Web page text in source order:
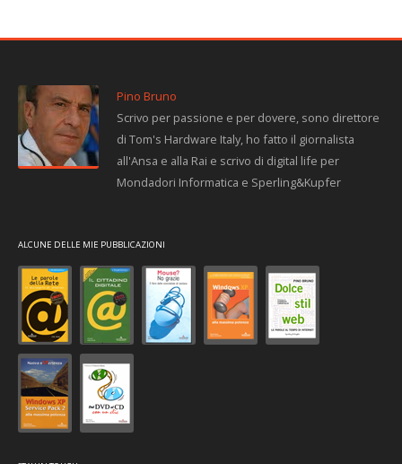
Pino Bruno
Scrivo per passione e per dovere, sono direttore
di Tom's Hardware Italy, ho fatto il giornalista
all'Ansa e alla Rai e scrivo di digital life per
Mondadori Informatica e Sperling&Kupfer
ALCUNE DELLE MIE PUBBLICAZIONI